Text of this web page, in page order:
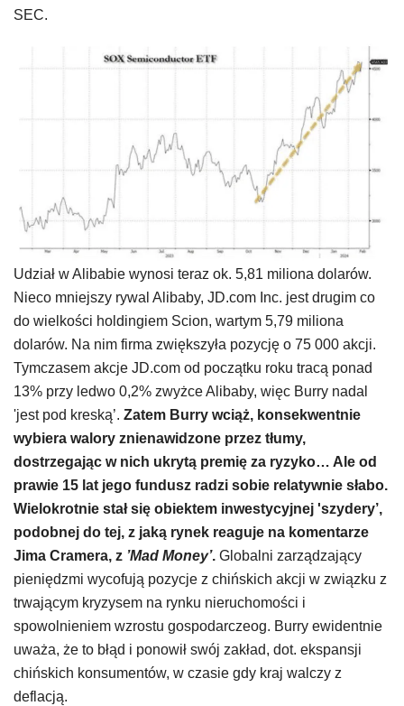
SEC.
Udział w Alibabie wynosi teraz ok. 5,81 miliona dolarów.
Nieco mniejszy rywal Alibaby, JD.com Inc. jest drugim co
do wielkości holdingiem Scion, wartym 5,79 miliona
dolarów. Na nim firma zwiększyła pozycję o 75 000 akcji.
Tymczasem akcje JD.com od początku roku tracą ponad
13% przy ledwo 0,2% zwyżce Alibaby, więc Burry nadal
'jest pod kreską’. Zatem Burry wciąż, konsekwentnie
wybiera walory znienawidzone przez tłumy,
dostrzegając w nich ukrytą premię za ryzyko… Ale od
prawie 15 lat jego fundusz radzi sobie relatywnie słabo.
Wielokrotnie stał się obiektem inwestycyjnej 'szydery’,
podobnej do tej, z jaką rynek reaguje na komentarze
Jima Cramera, z ’Mad Money’. Globalni zarządzający
pieniędzmi wycofują pozycje z chińskich akcji w związku z
trwającym kryzysem na rynku nieruchomości i
spowolnieniem wzrostu gospodarczeog. Burry ewidentnie
uważa, że to błąd i ponowił swój zakład, dot. ekspansji
chińskich konsumentów, w czasie gdy kraj walczy z
deflacją.